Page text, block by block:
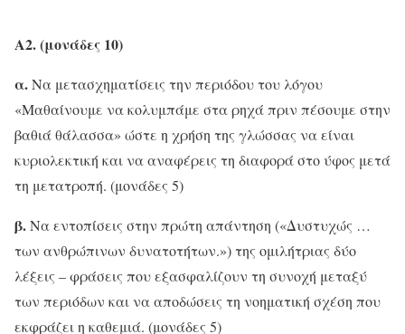
Α2. (μονάδες 10)
α.Να μετασχηματίσεις την περιόδου του λόγου
«Μαθαίνουμε να κολυμπάμε στα ρηχά πριν πέσουμε στην
βαθιά θάλασσα» ώστε η χρήση της γλώσσας να είναι
κυριολεκτική και να αναφέρεις τη διαφορά στο ύφος μετά
τη μετατροπή. (μονάδες 5)
β.Να εντοπίσεις στην πρώτη απάντηση («Δυστυχώς …
των ανθρώπινων δυνατοτήτων.») της ομιλήτριας δύο
λέξεις – φράσεις που εξασφαλίζουν τη συνοχή μεταξύ
των περιόδων και να αποδώσεις τη νοηματική σχέση που
εκφράζει η καθεμιά. (μονάδες 5)